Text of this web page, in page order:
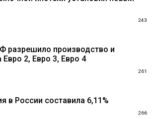
243
разрешило производство и
2, Евро 3, Евро 4
261
в России составила 6,11%
266